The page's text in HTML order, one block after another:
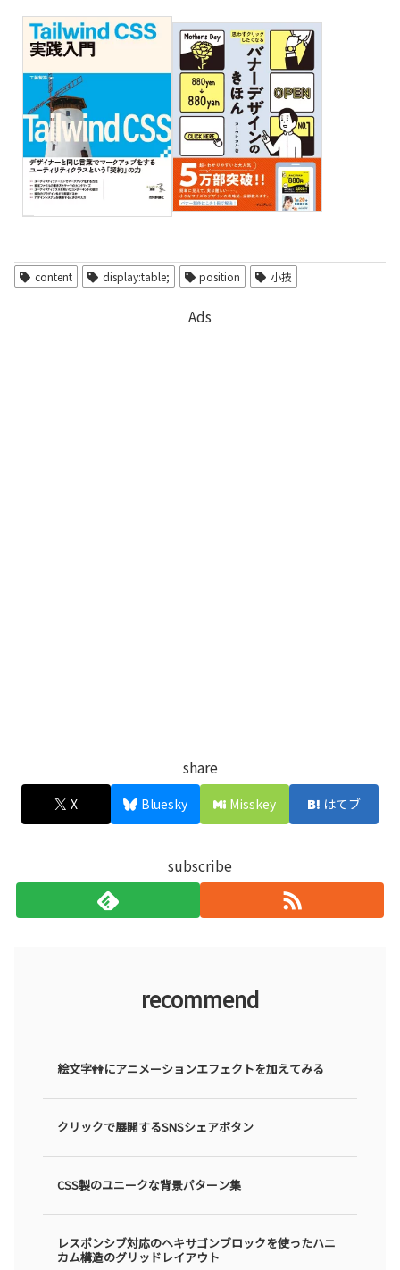
content display:table; position 小技
Ads
share
X Bluesky Misskey はてブ
subscribe
recommend
絵文字👭にアニメーションエフェクトを加えてみる
クリックで展開するSNSシェアボタン
CSS製のユニークな背景パターン集
レスポンシブ対応のヘキサゴンブロックを使ったハニ
カム構造のグリッドレイアウト